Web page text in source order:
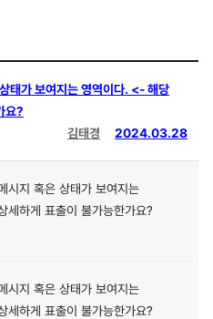
가 보여지는 영역이다. <- 해당
요?
김태경
2024.03.28
지 혹은 상태가 보여지는
하게 표출이 불가능한가요?
지 혹은 상태가 보여지는
하게 표출이 불가능한가요?